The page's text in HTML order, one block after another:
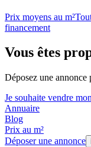
Prix moyens au m²
financement
Vous êtes
Déposez une annonce
Je souhaite vendre
Annuaire
Blog
Prix au m²
Déposer une annonce